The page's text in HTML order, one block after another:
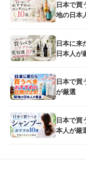
日本で買
地の日本
日本に来
日本人が
日本で買
が厳選
日本で買
本人が厳